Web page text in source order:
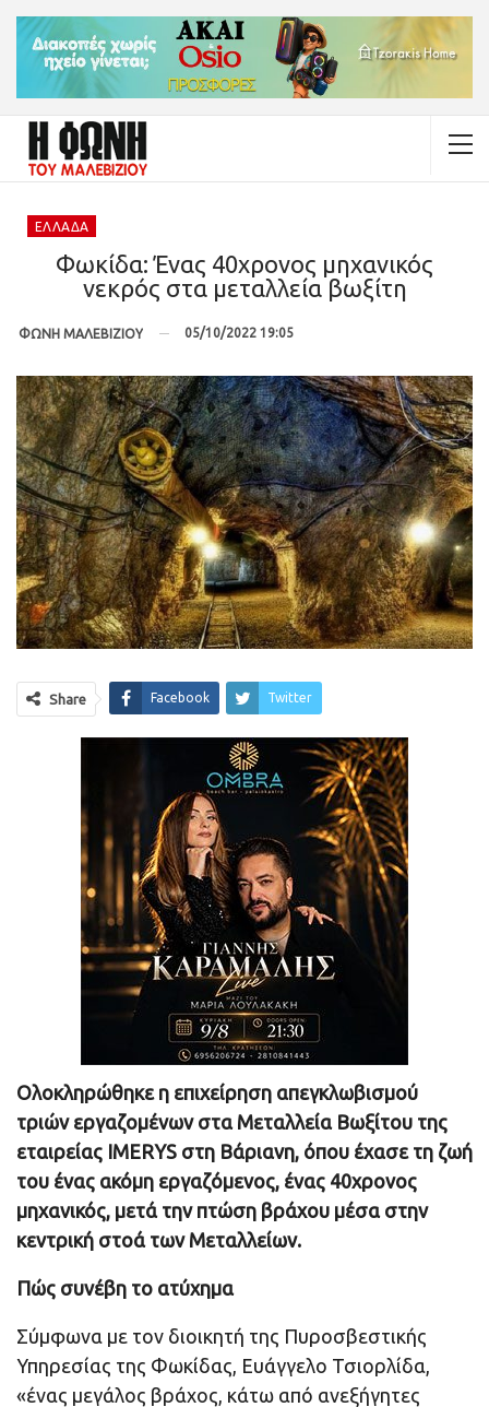
ΕΛΛΆΔΑ
Φωκίδα: Ένας 40χρονος μηχανικός
νεκρός στα μεταλλεία βωξίτη
ΦΩΝΗ ΜΑΛΕΒΙΖΙΟΥ 05/10/2022 19:05
Share Facebook Twitter
Ολοκληρώθηκε η επιχείρηση απεγκλωβισμού
τριών εργαζομένων στα Μεταλλεία Βωξίτου της
εταιρείας IMERYS στη Βάριανη, όπου έχασε τη ζωή
του ένας ακόμη εργαζόμενος, ένας 40χρονος
μηχανικός, μετά την πτώση βράχου μέσα στην
κεντρική στοά των Μεταλλείων.
Πώς συνέβη το ατύχημα
Σύμφωνα με τον διοικητή της Πυροσβεστικής
Υπηρεσίας της Φωκίδας, Ευάγγελο Τσιορλίδα,
«ένας μεγάλος βράχος, κάτω από ανεξήγητες